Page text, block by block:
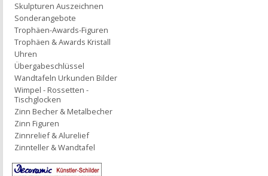
Skulpturen Auszeichnen
Sonderangebote
Trophäen-Awards-Figuren
Trophäen & Awards Kristall
Uhren
Übergabeschlüssel
Wandtafeln Urkunden Bilder
Wimpel - Rossetten -
Tischglocken
Zinn Becher & Metalbecher
Zinn Figuren
Zinnrelief & Alurelief
Zinnteller & Wandtafel